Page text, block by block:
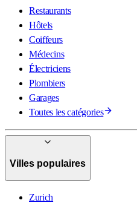
Restaurants
Hôtels
Coiffeurs
Médecins
Électriciens
Plombiers
Garages
Toutes les catégories
Villes populaires
Zurich